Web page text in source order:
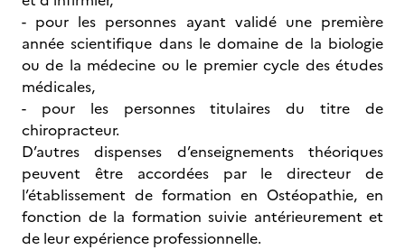
- pour les personnes ayant validé une première
année scientifique dans le domaine de la biologie
ou de la médecine ou le premier cycle des études
médicales,
- pour les personnes titulaires du titre de
chiropracteur.
D’autres dispenses d’enseignements théoriques
peuvent être accordées par le directeur de
l’établissement de formation en Ostéopathie, en
fonction de la formation suivie antérieurement et
de leur expérience professionnelle.